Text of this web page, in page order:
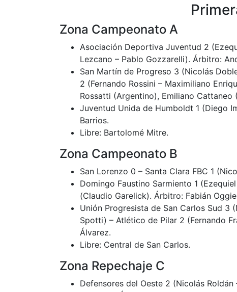
Zona Campeonato A
Asociación Deportiva Juventud 2
Lezcano – Pablo Gozzarelli). Árbitro:
San Martín de Progreso 3 (Nicolás
2 (Fernando Rossini – Maximiliano
Rossatti (Argentino), Emiliano
Juventud Unida de Humboldt 1 (Diego
Barrios.
Libre: Bartolomé Mitre.
Zona Campeonato B
San Lorenzo 0 – Santa Clara FBC 1
Domingo Faustino Sarmiento 1
(Claudio Garelick). Árbitro: Fabián
Unión Progresista de San Carlos Sud 3
Spotti) – Atlético de Pilar 2 (Fernando
Álvarez.
Libre: Central de San Carlos.
Zona Repechaje C
Defensores del Oeste 2 (Nicolás